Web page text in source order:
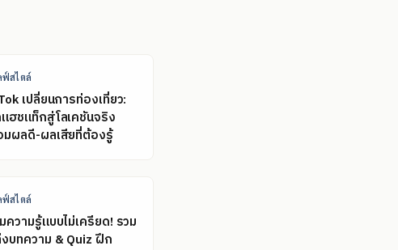
ฟ์สไตล์
เปลี่ยนการท่องเที่ยว:
ฮชแท็กสู่โลเคชันจริง
ผลดี-ผลเสียที่ต้องรู้
ฟ์สไตล์
ความรู้แบบไม่เครียด! รวม
บทความ & Quiz ฝึก